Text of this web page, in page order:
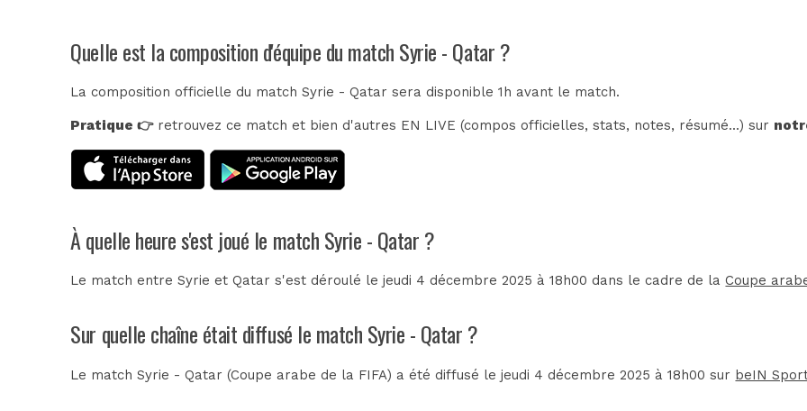
Quelle est la composition d'équipe du match Syrie - Qatar ?
La composition officielle du match Syrie - Qatar sera disponible 1h avant le match.
Pratique 👉retrouvez ce match et bien d'autres EN LIVE (compos officielles, stats, notes, résumé...) sur
À quelle heure s'est joué le match Syrie - Qatar ?
Le match entre Syrie et Qatar s'est déroulé le jeudi 4 décembre 2025 à 18h00 dans le cadre de laCoupe
Sur quelle chaîne était diffusé le match Syrie - Qatar ?
Le match Syrie - Qatar (Coupe arabe de la FIFA) a été diffusé le jeudi 4 décembre 2025 à 18h00 sur beIN